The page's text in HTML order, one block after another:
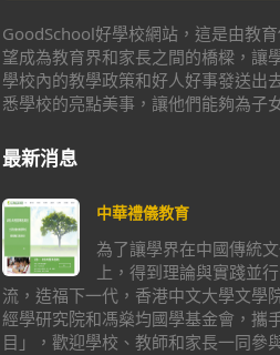
GoodSchool好學校網站，這是由教
望成為教育界和家長之間的橋樑，讓
學校內的教學政策和好人好事發送出
悉學校的亮點美事，讓他們能夠為子
最新消息
中華禮儀教育
為了讓學界在中國傳統
上，得到理論與實踐並
流，造福下一代，香港中文大學文學
經學研究院和馮燊均國學基金會，攜
目」，歡迎學校、教師和家長一同參